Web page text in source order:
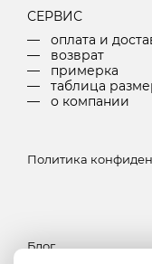
СЕРВИС
оплата и
возврат
примерка
таблица
о компании
Политика
Блог